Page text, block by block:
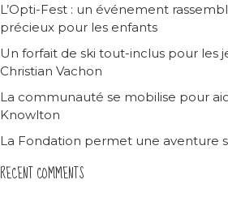
L’Opti-Fest : un événement
précieux pour les enfants
Un forfait de ski tout-inclus pour les
Christian Vachon
La communauté se mobilise pour
Knowlton
La Fondation permet une aventure
RECENT COMMENTS